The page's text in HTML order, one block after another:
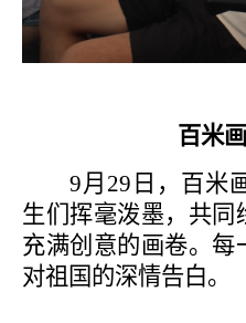
百米
9月29日，百米
生们挥毫泼墨，共同
充满创意的画卷。每
对祖国的深情告白。